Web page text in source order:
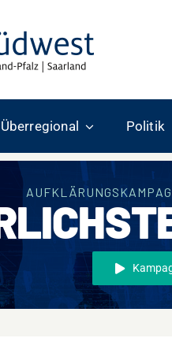
Überregional Politik